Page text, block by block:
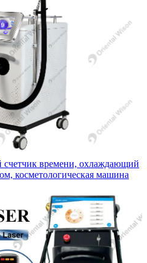
времени, охлаждающий
косметологическая машина